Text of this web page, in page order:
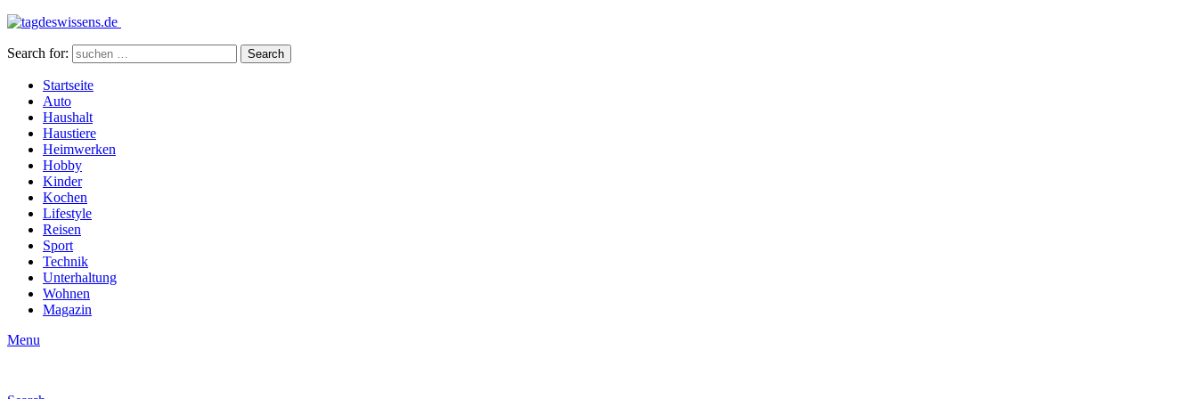
Search for: Search
Startseite
Auto
Haushalt
Haustiere
Heimwerken
Hobby
Kinder
Kochen
Lifestyle
Reisen
Sport
Technik
Unterhaltung
Wohnen
Magazin
Menu